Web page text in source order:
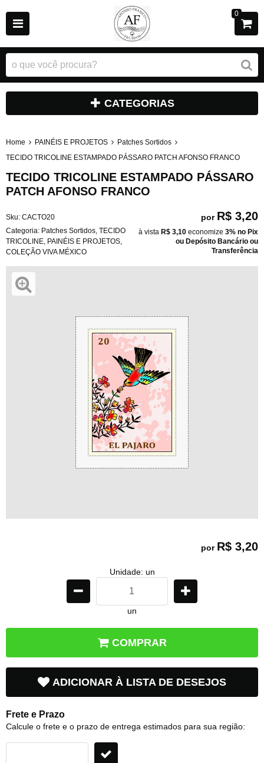
0
CATEGORIAS
Home PAINÉIS E PROJETOS
Patches Sortidos
TECIDO TRICOLINE ESTAMPADO PÁSSARO PATCH AFONSO FRANCO
TECIDO TRICOLINE ESTAMPADO PÁSSARO
PATCH AFONSO FRANCO
Sku: CACTO20
Categoria: Patches Sortidos TECIDO
TRICOLINE PAINÉIS E PROJETOS
COLEÇÃO VIVA MÉXICO
por R$ 3,20
à vista R$ 3,10 economize 3% no Pix
ou Depósito Bancário ou
Transferência
por R$ 3,20
Unidade: un
un
COMPRAR
ADICIONAR À LISTA DE DESEJOS
Frete e Prazo
Calcule o frete e o prazo de entrega estimados para sua região: